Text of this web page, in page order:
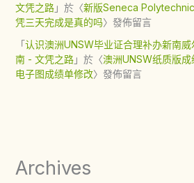
文凭之路」於〈新版Seneca
凭三天完成是真的吗〉發佈留言
「认识澳洲UNSW毕业证合理补办新南
南 - 文凭之路」於〈澳洲UNSW纸质版
电子图成绩单修改〉發佈留言
Archives